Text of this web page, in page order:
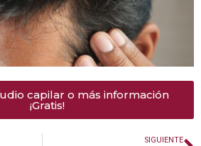
capilar o más información
¡Gratis!
SIGUIENTE